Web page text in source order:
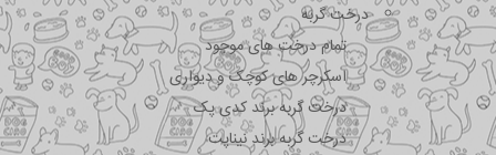
درخت گربه
تمام درخت های موجود
اسکرچر های کوچک و دیواری
درخت گربه برند کدی پک
درخت گربه برند نیناپت